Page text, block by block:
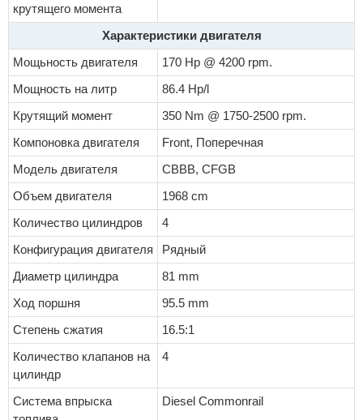
крутящего момента
Характеристики двигателя
Мощьность двигателя
170 Hp @ 4200 rpm.
Мощность на литр
86.4 Hp/l
Крутящий момент
350 Nm @ 1750-2500 rpm.
Компоновка двигателя
Front, Поперечная
Модель двигателя
CBBB, CFGB
Объем двигателя
1968 cm
Количество цилиндров
4
Конфигурация двигателя
Рядный
Диаметр цилиндра
81 mm
Ход поршня
95.5 mm
Степень сжатия
16.5:1
Количество клапанов на
цилиндр
4
Система впрыска
Diesel Commonrail